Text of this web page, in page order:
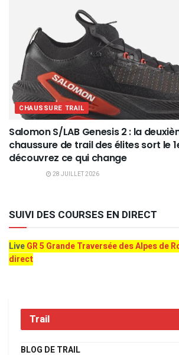
CHAUSSURE TRAIL
Salomon S/LAB Genesis 2 : la
chaussure de trail des élites sort le
découvrez ce qui change
28 JUILLET 2026
SUIVI DES COURSES EN DIRECT
LiveGR 5 Grande Traversée des Alpes de
direct
Trail
BLOG DE TRAIL